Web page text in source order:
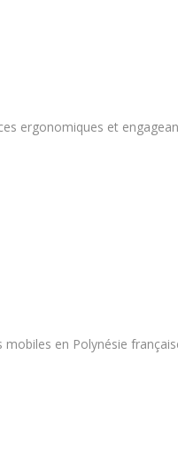
ergonomiques et
en Polynésie